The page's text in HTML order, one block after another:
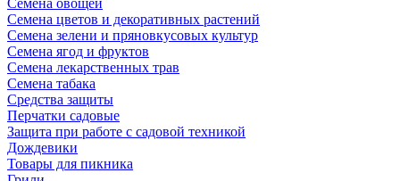
Семена овощей
Семена цветов и декоративных растений
Семена зелени и пряновкусовых культур
Семена ягод и фруктов
Семена лекарственных трав
Семена табака
Средства защиты
Перчатки садовые
Защита при работе с садовой техникой
Дождевики
Товары для пикника